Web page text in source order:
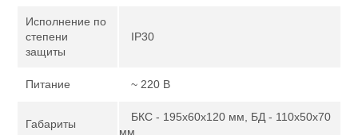
Исполнение по
степени
защиты
IP30
Питание ~ 220 В
Габариты
БКС - 195х60х120 мм, БД - 110х50х70
мм